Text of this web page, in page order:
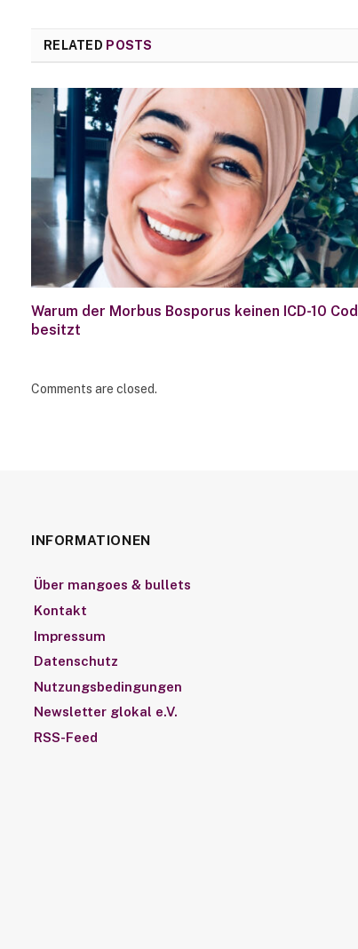
RELATED POSTS
Warum der Morbus Bosporus keinen ICD-10
besitzt
Comments are closed.
INFORMATIONEN
Über mangoes & bullets
Kontakt
Impressum
Datenschutz
Nutzungsbedingungen
Newsletter glokal e.V.
RSS-Feed